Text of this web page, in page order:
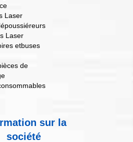
Laser
Laser
etbuses
de
sur la
société